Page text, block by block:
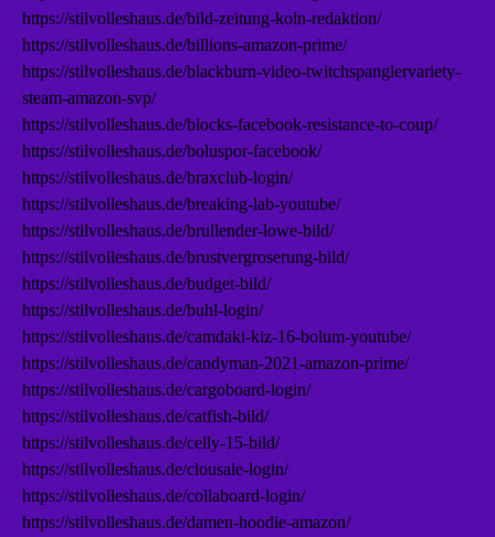
https://stilvolleshaus.de/bild-zeitung-koln-redaktion/
https://stilvolleshaus.de/billions-amazon-prime/
https://stilvolleshaus.de/blackburn-video-twitchspanglervariety-
steam-amazon-svp/
https://stilvolleshaus.de/blocks-facebook-resistance-to-coup/
https://stilvolleshaus.de/boluspor-facebook/
https://stilvolleshaus.de/braxclub-login/
https://stilvolleshaus.de/breaking-lab-youtube/
https://stilvolleshaus.de/brullender-lowe-bild/
https://stilvolleshaus.de/brustvergroserung-bild/
https://stilvolleshaus.de/budget-bild/
https://stilvolleshaus.de/buhl-login/
https://stilvolleshaus.de/camdaki-kiz-16-bolum-youtube/
https://stilvolleshaus.de/candyman-2021-amazon-prime/
https://stilvolleshaus.de/cargoboard-login/
https://stilvolleshaus.de/catfish-bild/
https://stilvolleshaus.de/celly-15-bild/
https://stilvolleshaus.de/clousale-login/
https://stilvolleshaus.de/collaboard-login/
https://stilvolleshaus.de/damen-hoodie-amazon/